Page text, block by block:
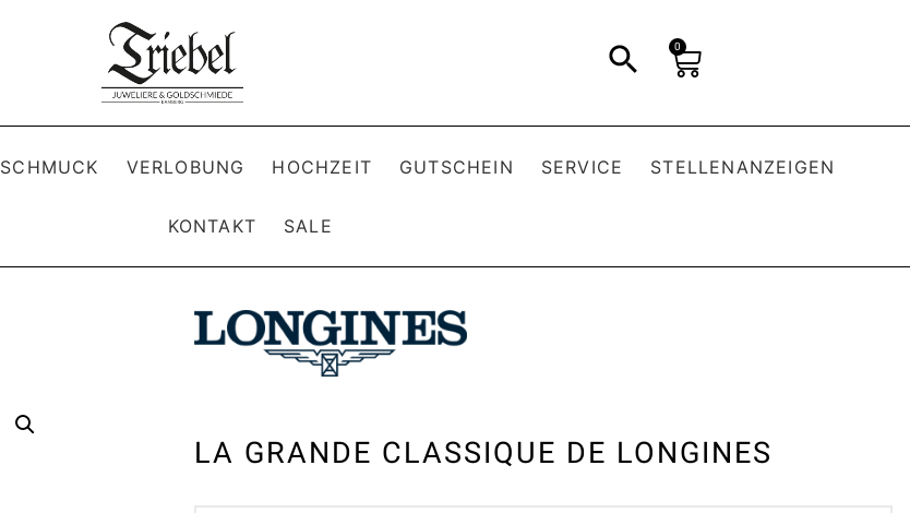
0
SCHMUCK VERLOBUNG HOCHZEIT GUTSCHEIN SERVICE STELLENANZEIGEN
KONTAKT SALE
LA GRANDE CLASSIQUE DE LONGINES